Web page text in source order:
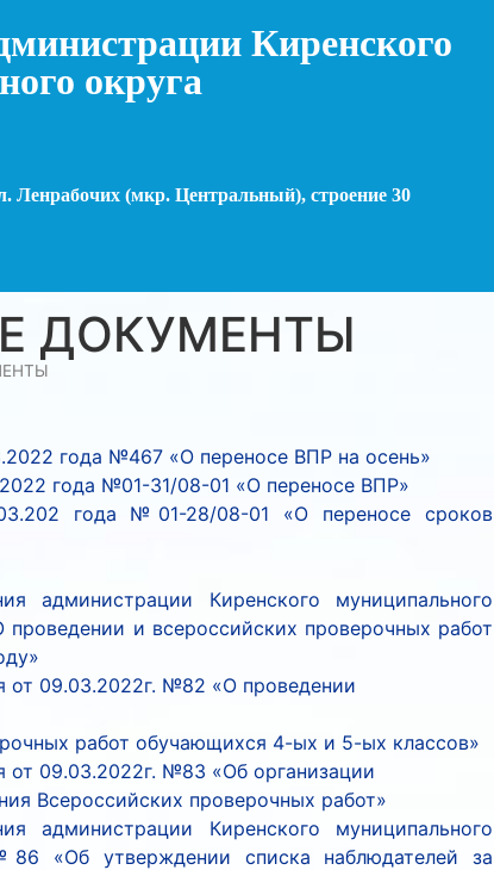
Киренского
округа
Ленрабочих (мкр. Центральный), строение 30
ДОКУМЕНТЫ
года №467 «О переносе ВПР на осень»
года №01-31/08-01 «О переносе ВПР»
года №01-28/08-01 «О переносе сроков
администрации Киренского муниципального
и всероссийских проверочных работ
от 09.03.2022г. №82 «О проведении
работ обучающихся 4-ых и 5-ых классов»
от 09.03.2022г. №83 «Об организации
Всероссийских проверочных работ»
администрации Киренского муниципального
«Об утверждении списка наблюдателей за